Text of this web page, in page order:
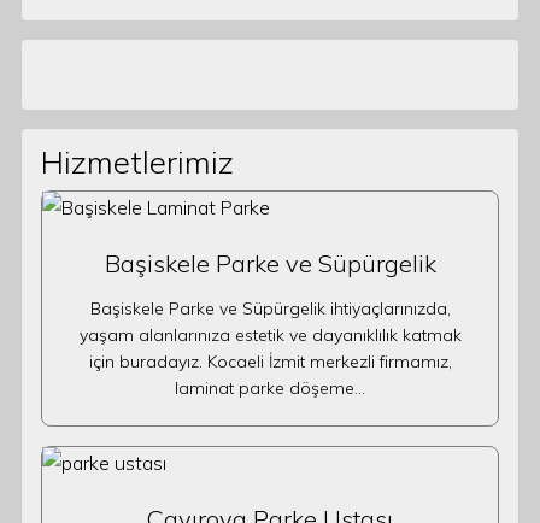
Hizmetlerimiz
Başiskele Parke ve Süpürgelik
Başiskele Parke ve Süpürgelik ihtiyaçlarınızda,
yaşam alanlarınıza estetik ve dayanıklılık katmak
için buradayız. Kocaeli İzmit merkezli firmamız,
laminat parke döşeme…